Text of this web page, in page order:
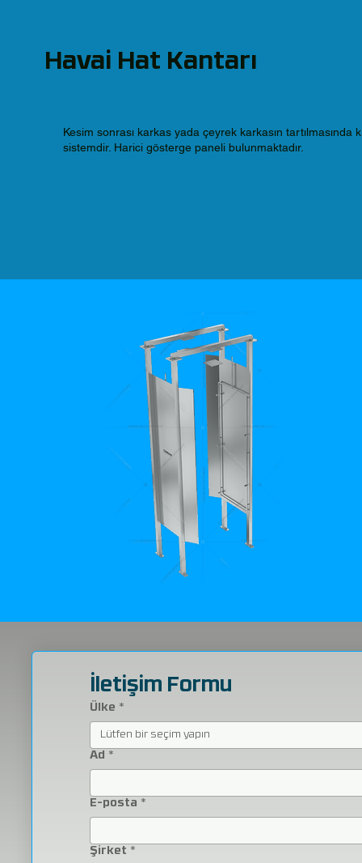
Havai Hat Kantarı
Kesim sonrası karkas yada çeyrek karkasın tartılmasında
sistemdir. Harici gösterge paneli bulunmaktadır.
İletişim Formu
Ülke *
Lütfen bir seçim yapın
Ad *
E-posta *
Şirket *